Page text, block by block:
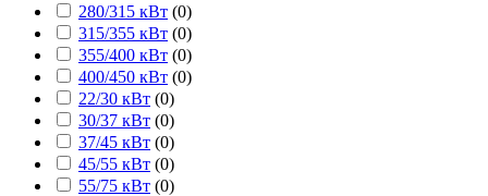
280/315 кВт (0)
315/355 кВт (0)
355/400 кВт (0)
400/450 кВт (0)
22/30 кВт (0)
30/37 кВт (0)
37/45 кВт (0)
45/55 кВт (0)
55/75 кВт (0)